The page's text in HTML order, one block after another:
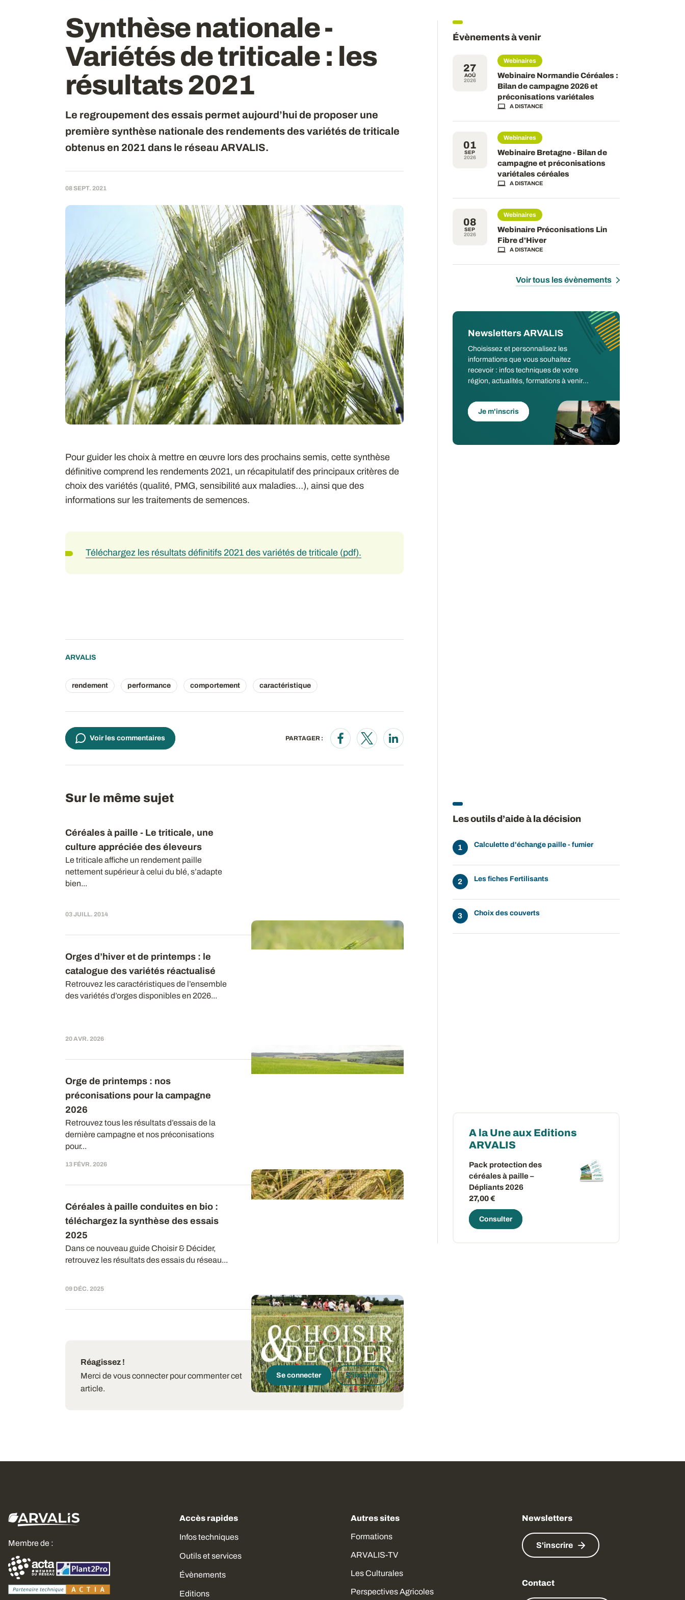
Synthèse nationale -
Variétés de triticale : les
résultats 2021
Le regroupement des essais permet aujourd’hui de proposer une
première synthèse nationale des rendements des variétés de triticale
obtenus en 2021 dans le réseau ARVALIS.
08 SEPT. 2021
Pour guider les choix à mettre en œuvre lors des prochains semis, cette synthèse
définitive comprend les rendements 2021, un récapitulatif des principaux critères de
choix des variétés (qualité, PMG, sensibilité aux maladies…), ainsi que des
informations sur les traitements de semences.
Téléchargez les résultats définitifs 2021 des variétés de triticale (pdf).
ARVALIS
rendement performance comportement caractéristique
Voir les commentaires PARTAGER :
Opens in a new window
Opens in a new window
Opens in a new window
Sur le même sujet
Céréales à paille - Le triticale, une
culture appréciée des éleveurs
Le triticale affiche un rendement paille
nettement supérieur à celui du blé, s’adapte
bien...
03 JUILL. 2014
Orges d’hiver et de printemps : le
catalogue des variétés réactualisé
Retrouvez les caractéristiques de l’ensemble
des variétés d’orges disponibles en 2026...
20 AVR. 2026
Orge de printemps : nos
préconisations pour la campagne
2026
Retrouvez tous les résultats d’essais de la
dernière campagne et nos préconisations
pour...
13 FÉVR. 2026
Céréales à paille conduites en bio :
téléchargez la synthèse des essais
2025
Dans ce nouveau guide Choisir & Décider,
retrouvez les résultats des essais du réseau...
09 DÉC. 2025
Réagissez !
Merci de vous connecter pour commenter cet
article.
Se connecter S'inscrire
Évènements à venir
27
AOÛ
2026
Webinaires
Webinaire Normandie Céréales :
Bilan de campagne 2026 et
préconisations variétales
A DISTANCE
01
SEP
2026
Webinaires
Webinaire Bretagne - Bilan de
campagne et préconisations
variétales céréales
A DISTANCE
08
SEP
2026
Webinaires
Webinaire Préconisations Lin
Fibre d'Hiver
A DISTANCE
Voir tous les évènements
Newsletters ARVALIS
Choisissez et personnalisez les
informations que vous souhaitez
recevoir : infos techniques de votre
région, actualités, formations à venir...
Je m'inscris
Les outils d’aide à la décision
Calculette d'échange paille - fumier
Les fiches Fertilisants
Choix des couverts
A la Une aux Editions
ARVALIS
Pack protection des
céréales à paille –
Dépliants 2026
27,00 €
Consulter
Membre de :
Accès rapides
Infos techniques
Outils et services
Évènements
Editions
Autres sites
Formations
ARVALIS-TV
Les Culturales
Perspectives Agricoles
Newsletters
S'inscrire
Contact